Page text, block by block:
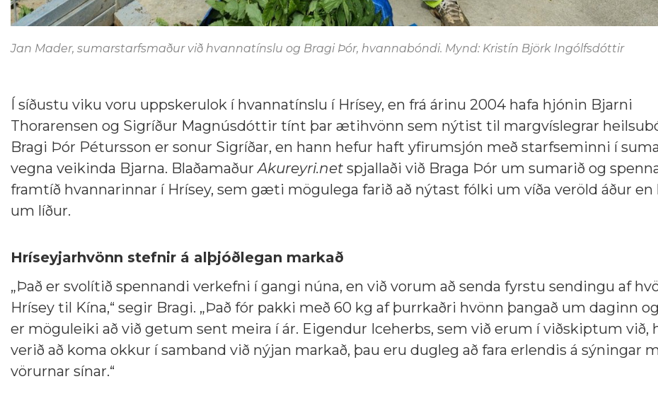
Jan Mader, sumarstarfsmaður við hvannatínslu og Bragi Þór, hvannabóndi. Mynd: Kristín Björk Ingólfsdóttir
Í síðustu viku voru uppskerulok í hvannatínslu í Hrísey, en frá árinu 2004 hafa hjónin Bjarni
Thorarensen og Sigríður Magnúsdóttir tínt þar ætihvönn sem nýtist til margvíslegrar
Bragi Þór Pétursson er sonur Sigríðar, en hann hefur haft yfirumsjón með starfseminni í
vegna veikinda Bjarna. BlaðamaðurAkureyri.net spjallaði við Braga Þór um sumarið og
framtíð hvannarinnar í Hrísey, sem gæti mögulega farið að nýtast fólki um víða veröld áður en
um líður.
Hríseyjarhvönn stefnir á alþjóðlegan markað
„Það er svolítið spennandi verkefni í gangi núna, en við vorum að senda fyrstu sendingu af
Hrísey til Kína,“ segir Bragi. „Það fór pakki með 60 kg af þurrkaðri hvönn þangað um daginn
er möguleiki að við getum sent meira í ár. Eigendur Iceherbs, sem við erum í viðskiptum við,
verið að koma okkur í samband við nýjan markað, þau eru dugleg að fara erlendis á sýningar
vörurnar sínar.“